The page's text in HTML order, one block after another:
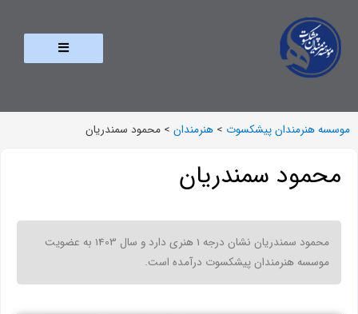
موسسه هنرمندان پیشکسوت > هنرمندان > محمود سمندریان
محمود سمندریان
محمود سمندریان نشان درجه 1 هنری دارد و سال 1403 به عضویت
موسسه هنرمندان پیشکسوت درآمده است.